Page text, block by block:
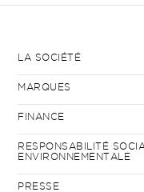
LA SOCIÉTÉ
MARQUES
FINANCE
RESPONSABILITÉ
ENVIRONNEMENTALE
PRESSE